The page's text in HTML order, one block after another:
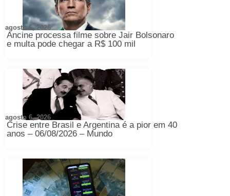
Ancine processa filme sobre Jair Bolsonaro
e multa pode chegar a R$ 100 mil
agosto 6, 2026
Crise entre Brasil e Argentina é a pior em 40
anos – 06/08/2026 – Mundo
agosto 6, 2026